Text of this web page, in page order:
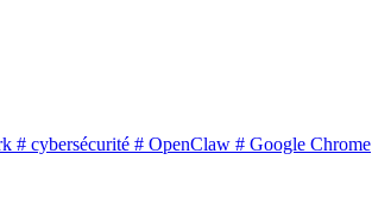
# cybersécurité # OpenClaw # Google Chrome